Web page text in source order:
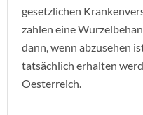
gesetzlichen
zahlen eine
dann, wenn abzusehen
tatsächlich erhalten
Oesterreich.